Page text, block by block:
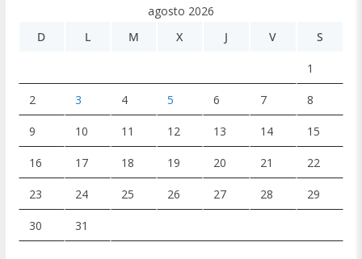
agosto 2026
D
L M X J V S
1
2 3 4 5 6 7 8
9 10 11 12 13 14 15
16 17 18 19 20 21 22
23 24 25 26 27 28 29
30 31